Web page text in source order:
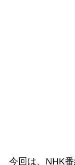
今回は、NHK